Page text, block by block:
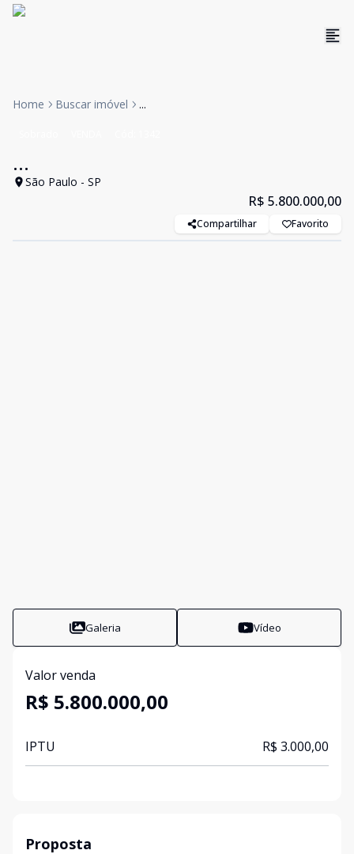
Home Buscar imóvel ...
...
São Paulo - SP
R$ 5.800.000,00
Compartilhar Favorito
Galeria Vídeo
Valor venda
R$ 5.800.000,00
IPTU R$ 3.000,00
Proposta